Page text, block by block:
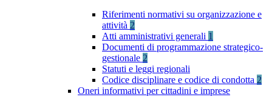
Riferimenti normativi su organizzazione e
attività 2
Atti amministrativi generali 1
Documenti di programmazione strategico-
gestionale 2
Statuti e leggi regionali
Codice disciplinare e codice di condotta 2
Oneri informativi per cittadini e imprese